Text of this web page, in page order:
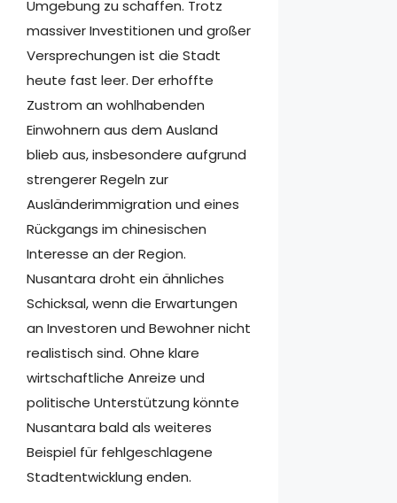
Umgebung zu schaffen. Trotz
massiver Investitionen und großer
Versprechungen ist die Stadt
heute fast leer. Der erhoffte
Zustrom an wohlhabenden
Einwohnern aus dem Ausland
blieb aus, insbesondere aufgrund
strengerer Regeln zur
Ausländerimmigration und eines
Rückgangs im chinesischen
Interesse an der Region.
Nusantara droht ein ähnliches
Schicksal, wenn die Erwartungen
an Investoren und Bewohner nicht
realistisch sind. Ohne klare
wirtschaftliche Anreize und
politische Unterstützung könnte
Nusantara bald als weiteres
Beispiel für fehlgeschlagene
Stadtentwicklung enden.